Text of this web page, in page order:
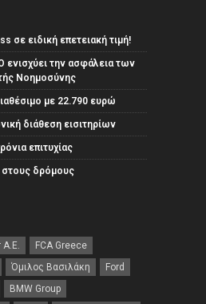
σε ειδική επετειακή τιμή!
ενισχύει την ασφάλεια των
Νοημοσύνης
με 22.790 ευρώ
διάθεση εισιτηρίων
επιτυχίας
στους δρόμους
Α.Ε.
FCA Greece
Όμιλος Βασιλάκη
Ford
BMW Group